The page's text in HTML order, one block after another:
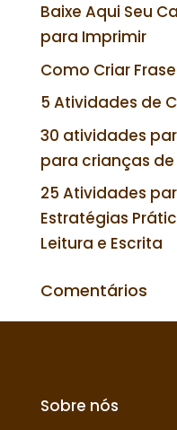
Baixe Aqui Seu
para Imprimir
Como Criar
5 Atividades de
30 atividades
para crianças de
25 Atividades
Estratégias
Leitura e Escrita
Comentários
Sobre nós